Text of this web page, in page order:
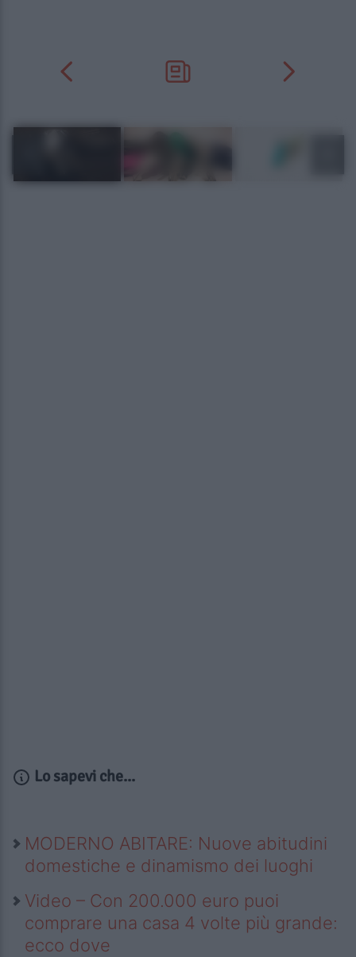
Lo sapevi che...
MODERNO ABITARE: Nuove abitudini
domestiche e dinamismo dei luoghi
Video – Con 200.000 euro puoi
comprare una casa 4 volte più grande:
ecco dove